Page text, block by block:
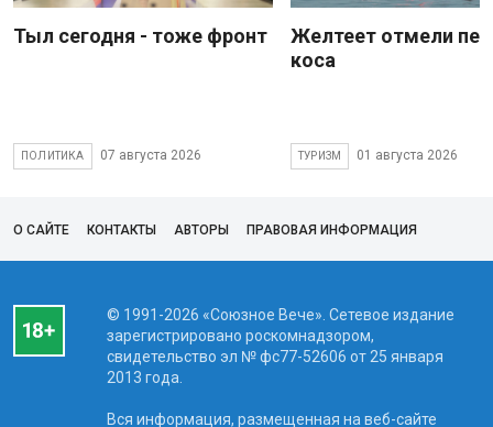
Тыл сегодня - тоже фронт
ПОЛИТИКА 07 августа 2026
Желтеет отмели
коса
ТУРИЗМ 01 августа 2026
О САЙТЕ КОНТАКТЫ АВТОРЫ ПРАВОВАЯ ИНФОРМАЦИЯ
© 1991-2026 «Союзное Вече». Сетевое издание
зарегистрировано роскомнадзором,
свидетельство эл № фc77-52606 от 25 января
2013 года.
Вся информация, размещенная на веб-сайте